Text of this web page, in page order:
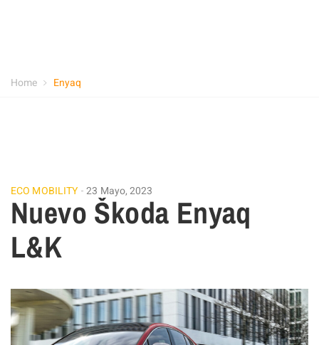
Home Enyaq
ECO MOBILITY 23 Mayo, 2023
Nuevo Škoda Enyaq
L&K